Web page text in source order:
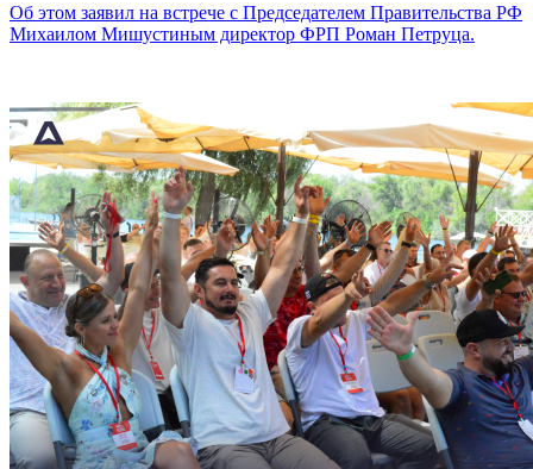
Об этом заявил на встрече с Председателем Правительства РФ
Михаилом Мишустиным директор ФРП Роман Петруца.